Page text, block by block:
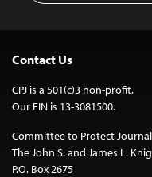
Contact Us
CPJ is a 501(c)3 non-profit.
Our EIN is 13-3081500.
Committee to Protect
The John S. and James L.
P.O. Box 2675